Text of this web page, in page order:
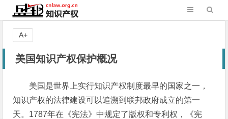
美国知识产权保护概况
美国是世界上实行知识产权制度最早的国家之一，
知识产权的法律建设可以追溯到联邦政府成立的第一
天。1787年在《宪法》中规定了版权和专利权，《宪
A+